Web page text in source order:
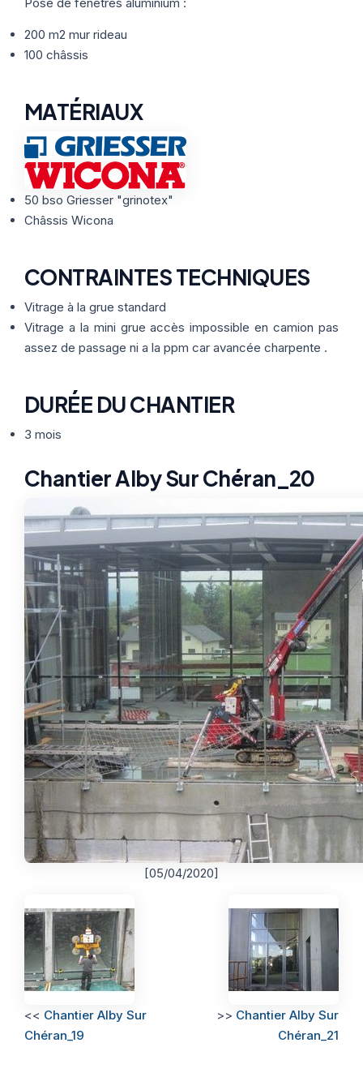
Nos Formules ACTUALITÉS
ETRE RAPPELÉ
200 m2 mur rideau
100 châssis
MATÉRIAUX
50 bso Griesser "grinotex"
Châssis Wicona
CONTRAINTES TECHNIQUES
Vitrage à la grue standard
Vitrage a la mini grue accès impossible en camion pas
assez de passage ni a la ppm car avancée charpente .
DURÉE DU CHANTIER
3 mois
Chantier Alby Sur Chéran_20
[05/04/2020]
<< Chantier Alby Sur
Chéran_19
>> Chantier Alby Sur
Chéran_21